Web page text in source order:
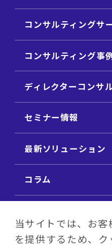
コンサルティングサ
コンサルティング事
ディレクターコンサ
セミナー情報
最新ソリューション
コラム
ビジネステーマ解説
当サイトでは、お
を提供するため、